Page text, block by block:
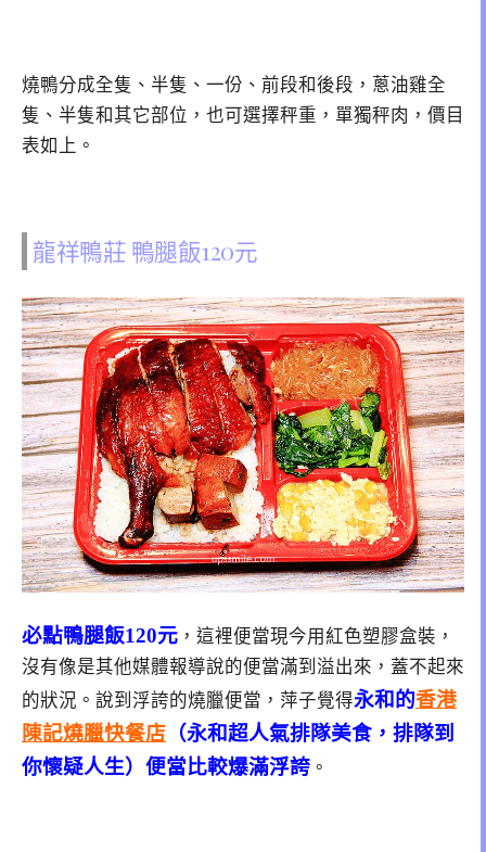
燒鴨分成全隻、半隻、一份、前段和後段，蔥油雞全
隻、半隻和其它部位，也可選擇秤重，單獨秤肉，價目
表如上。
龍祥鴨莊 鴨腿飯120元
必點鴨腿飯120元 ，這裡便當現今用紅色塑膠盒裝，
沒有像是其他媒體報導說的便當滿到溢出來，蓋不起來
的狀況。說到浮誇的燒臘便當，萍子覺得永和的香港
陳記燒臘快餐店 （永和超人氣排隊美食，排隊到
你懷疑人生）便當比較爆滿浮誇 。